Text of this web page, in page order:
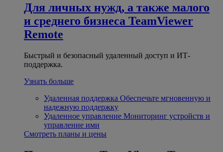
Для личных нужд, а также малого
и среднего бизнеса TeamViewer
Remote
Быстрый и безопасный удаленный доступ и ИТ-
поддержка.
Узнать больше
Удаленная поддержка Обеспечьте мгновенную и
надежную поддержку
Удаленное управление Мониторинг устройств и
управление ими
Смотреть планы и цены